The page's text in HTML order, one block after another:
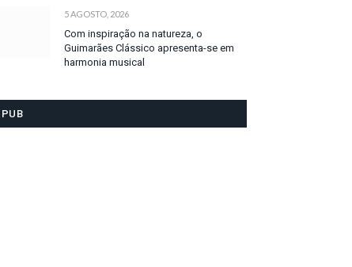
5 AGOSTO, 2026
Com inspiração na natureza, o
Guimarães Clássico apresenta-se em
harmonia musical
PUB